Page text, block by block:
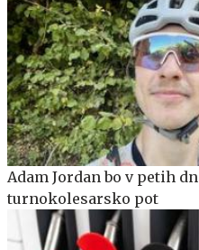
Adam Jordan bo v petih
turnokolesarsko pot